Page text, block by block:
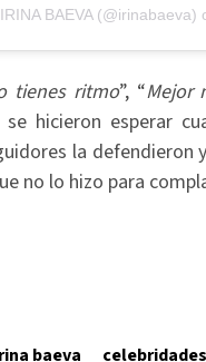
IRINA BAEVA(@irinabaeva)
tienes ritmo”, “Mejor
hicieron esperar
la
no lo hizo para
baeva celebridades